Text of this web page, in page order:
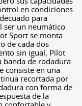
en condiciones
para
ser un neumático
Sport se monta
de cada dos
sin igual, Pilot
banda de rodadura
consiste en una
recortada por
con forma de
de la